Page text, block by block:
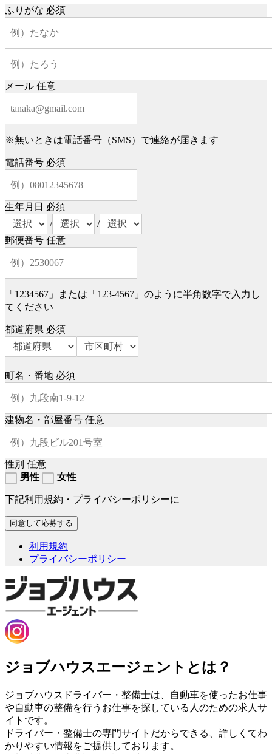
ふりがな 必須
メール 任意
※無いときは電話番号（SMS）で連絡が届きます
電話番号 必須
生年月日 必須
/
/
郵便番号 任意
「1234567」または「123-4567」のように半角数字で入力し
てください
都道府県 必須
町名・番地 必須
建物名・部屋番号 任意
性別 任意
男性
女性
下記利用規約・プライバシーポリシーに
利用規約
プライバシーポリシー
ジョブハウスエージェントとは？
ジョブハウスドライバー・整備士は、自動車を使ったお仕事
や自動車の整備を行うお仕事を探している人のための求人サ
イトです。
ドライバー・整備士の専門サイトだからできる、詳しくてわ
かりやすい情報をご提供しております。